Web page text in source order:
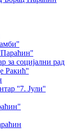
за социјални рад
Ракић''
''7. Јули''